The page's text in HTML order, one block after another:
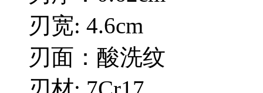
刃宽: 4.6cm
刃面：酸洗纹